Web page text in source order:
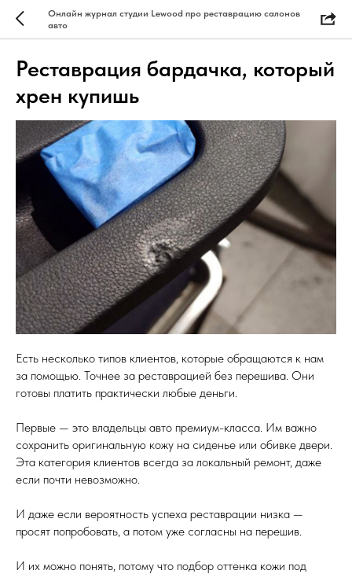
Онлайн журнал студии Lewood про реставрацию салонов
авто
Реставрация бардачка, который
хрен купишь
Есть несколько типов клиентов, которые обращаются к нам
за помощью. Точнее за реставрацией без перешива. Они
готовы платить практически любые деньги.
Первые — это владельцы авто премиум-класса. Им важно
сохранить оригинальную кожу на сиденье или обивке двери.
Эта категория клиентов всегда за локальный ремонт, даже
если почти невозможно.
И даже если вероятность успеха реставрации низка —
просят попробовать, а потом уже согласны на перешив.
И их можно понять, потому что подбор оттенка кожи под